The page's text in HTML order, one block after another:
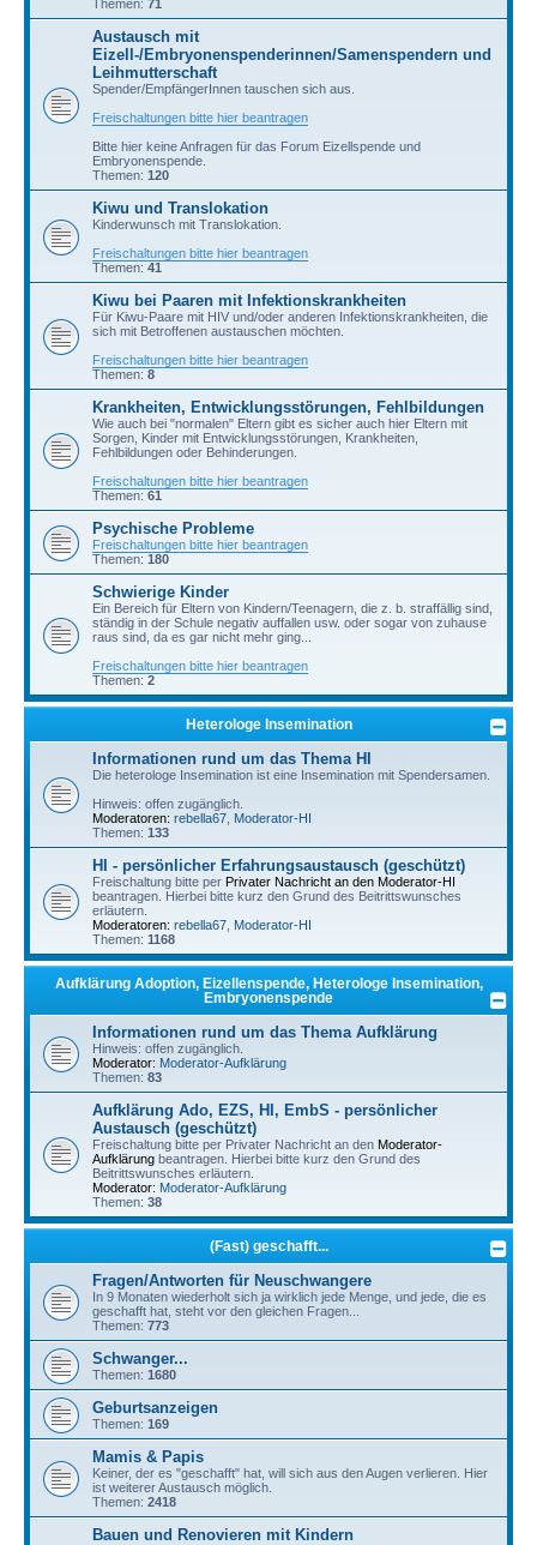
Themen: 71
Austausch mit
Eizell-/Embryonenspenderinnen/Samenspendern und
Leihmutterschaft
Spender/EmpfängerInnen tauschen sich aus.
Freischaltungen bitte hier beantragen
Bitte hier keine Anfragen für das Forum Eizellspende und
Embryonenspende.
Themen: 120
Kiwu und Translokation
Kinderwunsch mit Translokation.
Freischaltungen bitte hier beantragen
Themen: 41
Kiwu bei Paaren mit Infektionskrankheiten
Für Kiwu-Paare mit HIV und/oder anderen Infektionskrankheiten, die
sich mit Betroffenen austauschen möchten.
Freischaltungen bitte hier beantragen
Themen: 8
Krankheiten, Entwicklungsstörungen, Fehlbildungen
Wie auch bei "normalen" Eltern gibt es sicher auch hier Eltern mit
Sorgen, Kinder mit Entwicklungsstörungen, Krankheiten,
Fehlbildungen oder Behinderungen.
Freischaltungen bitte hier beantragen
Themen: 61
Psychische Probleme
Freischaltungen bitte hier beantragen
Themen: 180
Schwierige Kinder
Ein Bereich für Eltern von Kindern/Teenagern, die z. b. straffällig sind,
ständig in der Schule negativ auffallen usw. oder sogar von zuhause
raus sind, da es gar nicht mehr ging...
Freischaltungen bitte hier beantragen
Themen: 2
Heterologe Insemination
Informationen rund um das Thema HI
Die heterologe Insemination ist eine Insemination mit Spendersamen.
Hinweis: offen zugänglich.
Moderatoren: rebella67 Moderator-HI
Themen: 133
HI - persönlicher Erfahrungsaustausch (geschützt)
Freischaltung bitte per Privater Nachricht an den Moderator-HI
beantragen. Hierbei bitte kurz den Grund des Beitrittswunsches
erläutern.
Moderatoren: rebella67 Moderator-HI
Themen: 1168
Aufklärung Adoption, Eizellenspende, Heterologe Insemination,
Embryonenspende
Informationen rund um das Thema Aufklärung
Hinweis: offen zugänglich.
Moderator: Moderator-Aufklärung
Themen: 83
Aufklärung Ado, EZS, HI, EmbS - persönlicher
Austausch (geschützt)
Freischaltung bitte per Privater Nachricht an den Moderator-
Aufklärung beantragen. Hierbei bitte kurz den Grund des
Beitrittswunsches erläutern.
Moderator: Moderator-Aufklärung
Themen: 38
(Fast) geschafft...
Fragen/Antworten für Neuschwangere
In 9 Monaten wiederholt sich ja wirklich jede Menge, und jede, die es
geschafft hat, steht vor den gleichen Fragen...
Themen: 773
Schwanger...
Themen: 1680
Geburtsanzeigen
Themen: 169
Mamis & Papis
Keiner, der es "geschafft" hat, will sich aus den Augen verlieren. Hier
ist weiterer Austausch möglich.
Themen: 2418
Bauen und Renovieren mit Kindern